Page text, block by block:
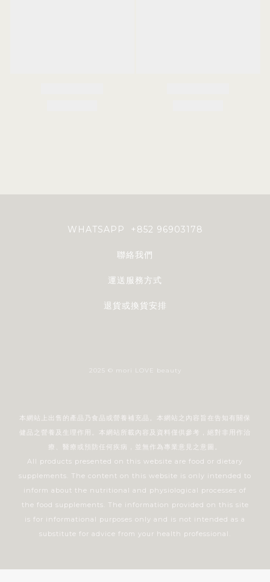
WHATSAPP +852 96903178
聯絡我們
運送服務方式
退貨或換貨安排
2025 © mori LOVE beauty
本網站上出售的產品乃食品或營養補充品。本網站之內容旨在告知有關保
健品之營養及生理作用。本網站所載內容及資料僅供參考，絕對非用作治
療、醫療或預防任何疾病，並無作為專業意見之意圖。
All products presented on this website are food or dietary
supplements. The content on this website is only intended to
inform about the nutritional and physiological processes of
the food supplements. The information provided on this site
is for informational purposes only and is not intended as a
substitute for advice from your health professional.